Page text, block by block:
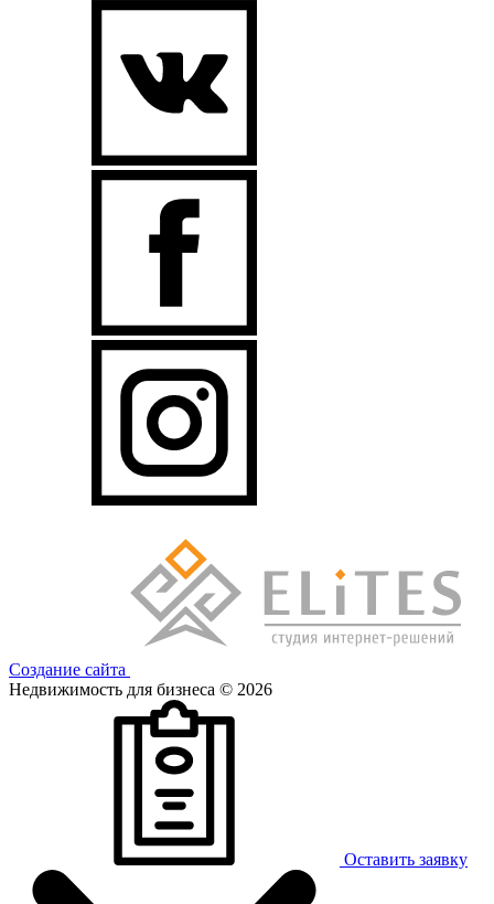
Создание сайта
Недвижимость для бизнеса © 2026
Оставить заявку